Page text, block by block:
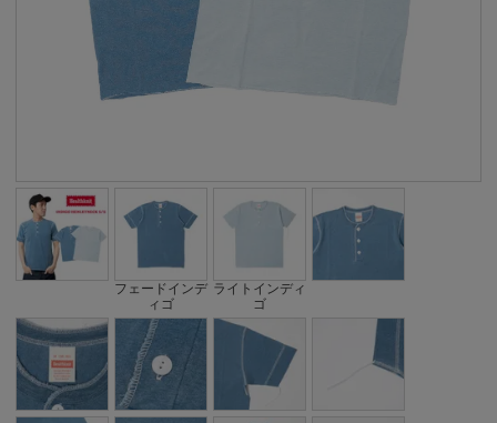
フェードインデ
ィゴ
ライトインディ
ゴ